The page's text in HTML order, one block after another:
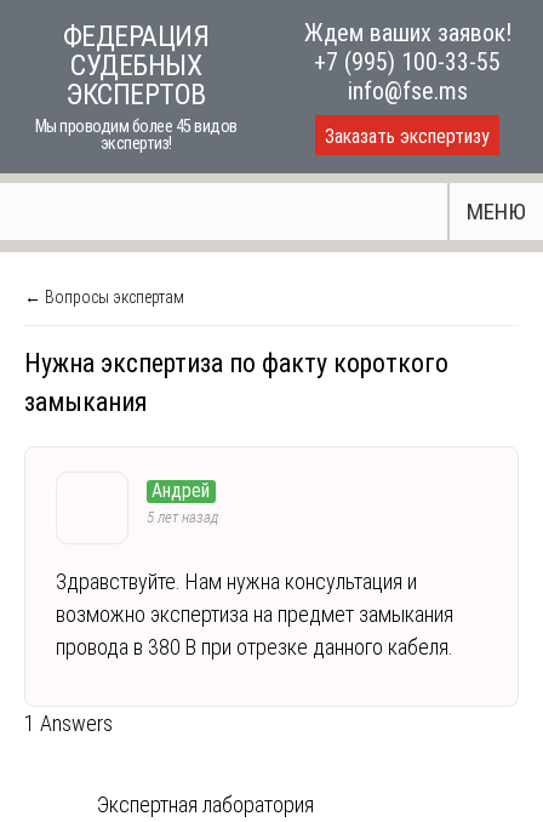
ФЕДЕРАЦИЯ
СУДЕБНЫХ
ЭКСПЕРТОВ
Мы проводим более 45 видов
экспертиз!
Ждем ваших заявок!
+7 (995) 100-33-55
info@fse.ms
Заказать экспертизу
МЕНЮ
← Вопросы экспертам
Нужна экспертиза по факту короткого
замыкания
Андрей
5 лет назад
Здравствуйте. Нам нужна консультация и
возможно экспертиза на предмет замыкания
провода в 380 В при отрезке данного кабеля.
1 Answers
Экспертная лаборатория